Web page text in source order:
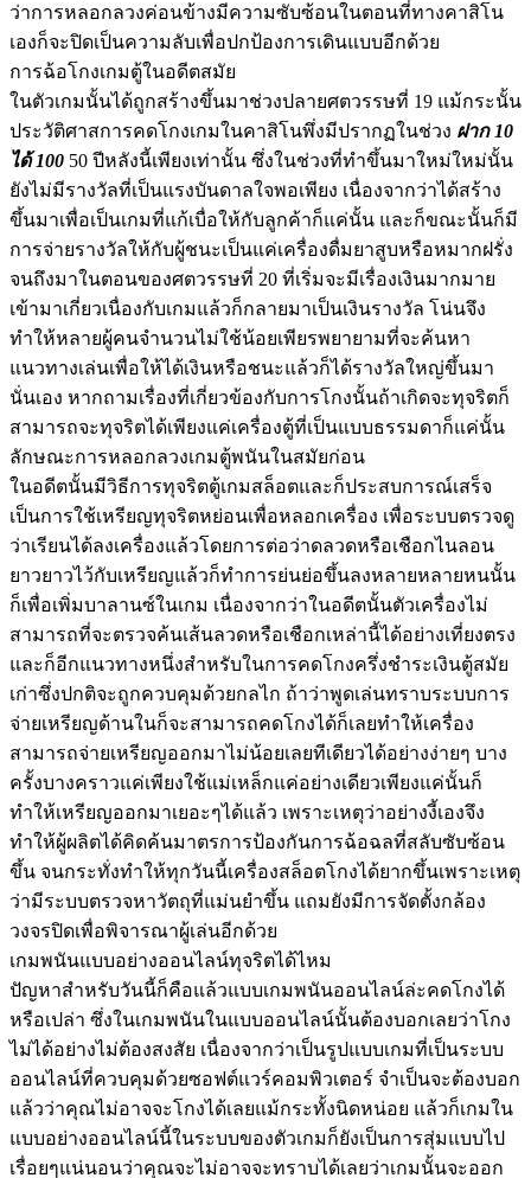
ว่าการหลอกลวงค่อนข้างมีความซับซ้อนในตอนที่ทางคาสิโน
เองก็จะปิดเป็นความลับเพื่อปกป้องการเดินแบบอีกด้วย
การฉ้อโกงเกมตู้ในอดีตสมัย
ในตัวเกมนั้นได้ถูกสร้างขึ้นมาช่วงปลายศตวรรษที่ 19 แม้กระนั้น
ประวัติศาสการคดโกงเกมในคาสิโนพึ่งมีปรากฏในช่วง ฝาก 10
ได้ 100 50 ปีหลังนี้เพียงเท่านั้น ซึ่งในช่วงที่ทำขึ้นมาใหม่ใหม่นั้น
ยังไม่มีรางวัลที่เป็นแรงบันดาลใจพอเพียง เนื่องจากว่าได้สร้าง
ขึ้นมาเพื่อเป็นเกมที่แก้เบื่อให้กับลูกค้าก็แค่นั้น และก็ขณะนั้นก็มี
การจ่ายรางวัลให้กับผู้ชนะเป็นแค่เครื่องดื่มยาสูบหรือหมากฝรั่ง
จนถึงมาในตอนของศตวรรษที่ 20 ที่เริ่มจะมีเรื่องเงินมากมาย
เข้ามาเกี่ยวเนื่องกับเกมแล้วก็กลายมาเป็นเงินรางวัล โน่นจึง
ทำให้หลายผู้คนจำนวนไม่ใช้น้อยเพียรพยายามที่จะค้นหา
แนวทางเล่นเพื่อให้ได้เงินหรือชนะแล้วก็ได้รางวัลใหญ่ขึ้นมา
นั่นเอง หากถามเรื่องที่เกี่ยวข้องกับการโกงนั้นถ้าเกิดจะทุจริตก็
สามารถจะทุจริตได้เพียงแค่เครื่องตู้ที่เป็นแบบธรรมดาก็แค่นั้น
ลักษณะการหลอกลวงเกมตู้พนันในสมัยก่อน
ในอดีตนั้นมีวิธีการทุจริตตู้เกมสล็อตและก็ประสบการณ์เสร็จ
เป็นการใช้เหรียญทุจริตหย่อนเพื่อหลอกเครื่อง เพื่อระบบตรวจดู
ว่าเรียนได้ลงเครื่องแล้วโดยการต่อว่าดลวดหรือเชือกไนลอน
ยาวยาวไว้กับเหรียญแล้วก็ทำการย่นย่อขึ้นลงหลายหลายหนนั้น
ก็เพื่อเพิ่มบาลานซ์ในเกม เนื่องจากว่าในอดีตนั้นตัวเครื่องไม่
สามารถที่จะตรวจค้นเส้นลวดหรือเชือกเหล่านี้ได้อย่างเที่ยงตรง
และก็อีกแนวทางหนึ่งสำหรับในการคดโกงครึ่งชำระเงินตู้สมัย
เก่าซึ่งปกติจะถูกควบคุมด้วยกลไก ถ้าว่าพูดเล่นทราบระบบการ
จ่ายเหรียญด้านในก็จะสามารถคดโกงได้ก็เลยทำให้เครื่อง
สามารถจ่ายเหรียญออกมาไม่น้อยเลยทีเดียวได้อย่างง่ายๆ บาง
ครั้งบางคราวแค่เพียงใช้แม่เหล็กแค่อย่างเดียวเพียงแค่นั้นก็
ทำให้เหรียญออกมาเยอะๆได้แล้ว เพราะเหตุว่าอย่างงี้เองจึง
ทำให้ผู้ผลิตได้คิดค้นมาตรการป้องกันการฉ้อฉลที่สลับซับซ้อน
ขึ้น จนกระทั่งทำให้ทุกวันนี้เครื่องสล็อตโกงได้ยากขึ้นเพราะเหตุ
ว่ามีระบบตรวจหาวัตถุที่แม่นยำขึ้น แถมยังมีการจัดตั้งกล้อง
วงจรปิดเพื่อพิจารณาผู้เล่นอีกด้วย
เกมพนันแบบอย่างออนไลน์ทุจริตได้ไหม
ปัญหาสำหรับวันนี้ก็คือแล้วแบบเกมพนันออนไลน์ล่ะคดโกงได้
หรือเปล่า ซึ่งในเกมพนันในแบบออนไลน์นั้นต้องบอกเลยว่าโกง
ไม่ได้อย่างไม่ต้องสงสัย เนื่องจากว่าเป็นรูปแบบเกมที่เป็นระบบ
ออนไลน์ที่ควบคุมด้วยซอฟต์แวร์คอมพิวเตอร์ จำเป็นจะต้องบอก
แล้วว่าคุณไม่อาจจะโกงได้เลยแม้กระทั้งนิดหน่อย แล้วก็เกมใน
แบบอย่างออนไลน์นี้ในระบบของตัวเกมก็ยังเป็นการสุ่มแบบไป
เรื่อยๆแน่นอนว่าคุณจะไม่อาจจะทราบได้เลยว่าเกมนั้นจะออก